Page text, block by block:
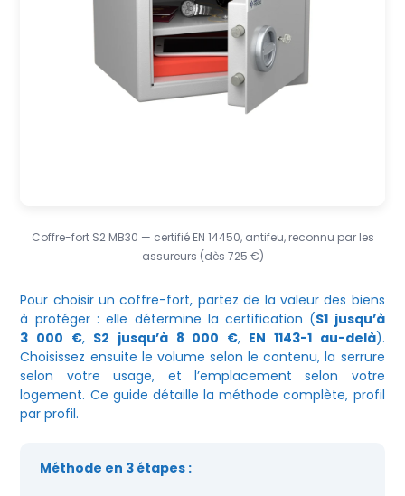
Coffre-fort S2 MB30 — certifié EN 14450, antifeu, reconnu par les
assureurs (dès 725 €)
Pour choisir un coffre-fort, partez de la valeur des biens
à protéger : elle détermine la certification (S1 jusqu’à
3 000 €, S2 jusqu’à 8 000 €, EN 1143-1 au-delà).
Choisissez ensuite le volume selon le contenu, la serrure
selon votre usage, et l’emplacement selon votre
logement. Ce guide détaille la méthode complète, profil
par profil.
Méthode en 3 étapes :